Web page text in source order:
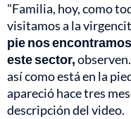
"Familia, hoy, como
visitamos a la
pie nos
este sector,
así como está en la
apareció hace tres
descripción del video.